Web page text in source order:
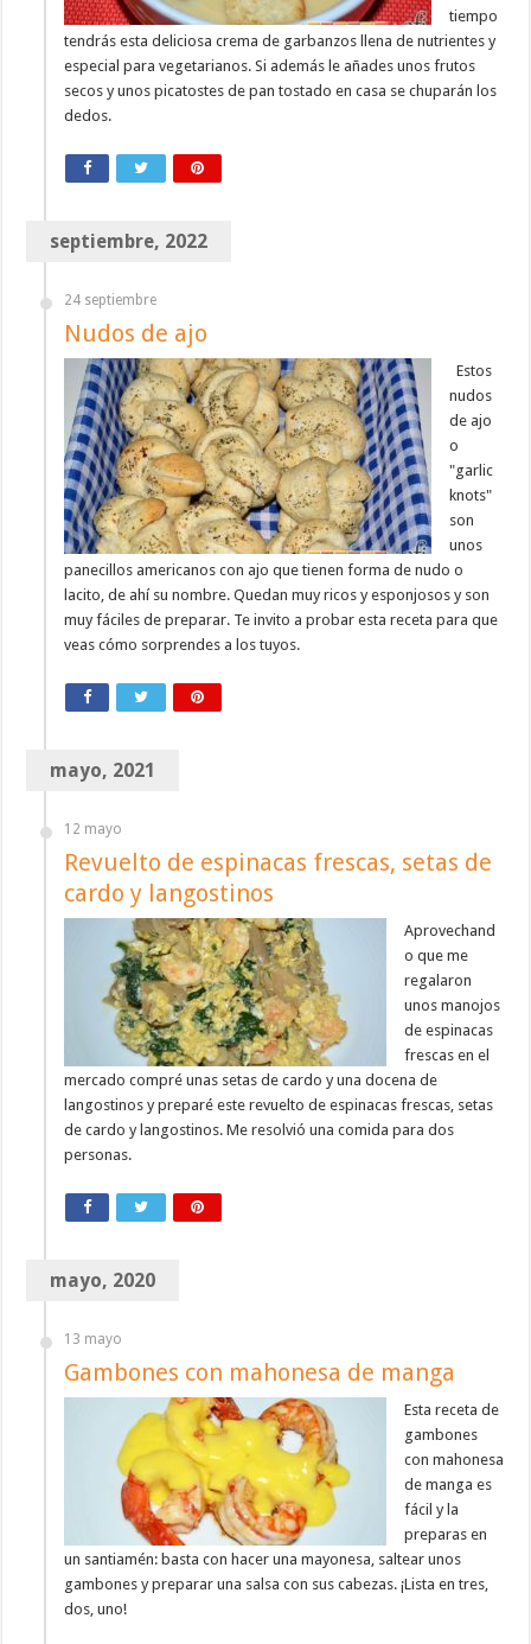
tiempo
tendrás esta deliciosa crema de garbanzos llena de nutrientes y
especial para vegetarianos. Si además le añades unos frutos
secos y unos picatostes de pan tostado en casa se chuparán los
dedos.
septiembre, 2022
24 septiembre
Nudos de ajo
Estos
nudos
de ajo
o
"garlic
knots"
son
unos
panecillos americanos con ajo que tienen forma de nudo o
lacito, de ahí su nombre. Quedan muy ricos y esponjosos y son
muy fáciles de preparar. Te invito a probar esta receta para que
veas cómo sorprendes a los tuyos.
mayo, 2021
12 mayo
Revuelto de espinacas frescas, setas de
cardo y langostinos
Aprovechand
o que me
regalaron
unos manojos
de espinacas
frescas en el
mercado compré unas setas de cardo y una docena de
langostinos y preparé este revuelto de espinacas frescas, setas
de cardo y langostinos. Me resolvió una comida para dos
personas.
mayo, 2020
13 mayo
Gambones con mahonesa de manga
Esta receta de
gambones
con mahonesa
de manga es
fácil y la
preparas en
un santiamén: basta con hacer una mayonesa, saltear unos
gambones y preparar una salsa con sus cabezas. ¡Lista en tres,
dos, uno!